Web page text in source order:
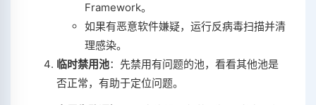
Framework。
如果有恶意软件嫌疑，运行反病毒扫描并清
理感染。
临时禁用池：先禁用有问题的池，看看其他池是
否正常，有助于定位问题。